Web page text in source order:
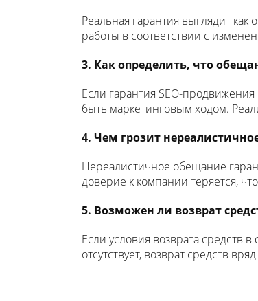
Реальная гарантия выглядит
работы в соответствии с
3. Как определить, что
Если гарантия SEO-
быть маркетинговым ходом.
4. Чем грозит
Нереалистичное обещание
доверие к компании теряется,
5. Возможен ли возврат
Если условия возврата средств
отсутствует, возврат средств